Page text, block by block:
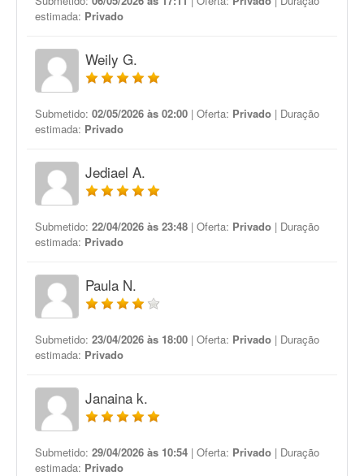
estimada: Privado
Weily G.
Submetido: 02/05/2026 às 02:00 | Oferta: Privado | Duração
estimada: Privado
Jediael A.
Submetido: 22/04/2026 às 23:48 | Oferta: Privado | Duração
estimada: Privado
Paula N.
Submetido: 23/04/2026 às 18:00 | Oferta: Privado | Duração
estimada: Privado
Janaina k.
Submetido: 29/04/2026 às 10:54 | Oferta: Privado | Duração
estimada: Privado